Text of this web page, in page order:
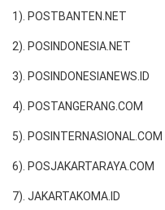
1). POSTBANTEN.NET
2). POSINDONESIA.NET
3). POSINDONESIANEWS.ID
4). POSTANGERANG.COM
5). POSINTERNASIONAL.COM
6). POSJAKARTARAYA.COM
7). JAKARTAKOMA.ID